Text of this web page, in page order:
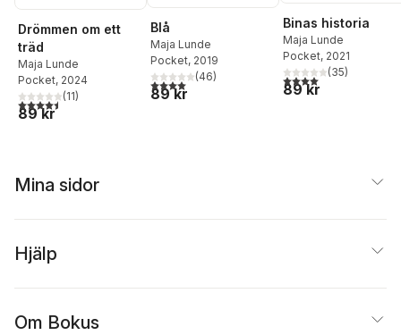
Drömmen om ett
träd
Maja Lunde
Pocket, 2024
4,5utav 5 stjärnor. Totalt antal röster:
(11)
89 kr
Blå
Maja Lunde
Pocket, 2019
4,0utav 5 stjärnor. Totalt antal röster:
(46)
89 kr
Binas historia
Maja Lunde
Pocket, 2021
4,0utav 5 stjärnor.
(35)
89 kr
Mina sidor
Hjälp
Om Bokus